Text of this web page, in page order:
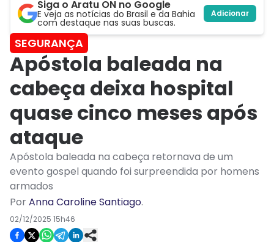
Siga o Aratu ON no Google
E veja as notícias do Brasil e da Bahia
com destaque nas suas buscas.
Adicionar
SEGURANÇA
Apóstola baleada na
cabeça deixa hospital
quase cinco meses após
ataque
Apóstola baleada na cabeça retornava de um
evento gospel quando foi surpreendida por homens
armados
PorAnna Caroline Santiago.
02/12/2025 15h46